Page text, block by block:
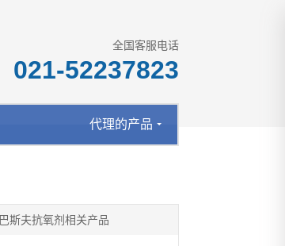
全国客服电话
021-52237823
代理的产品
巴斯夫抗氧剂相关产品